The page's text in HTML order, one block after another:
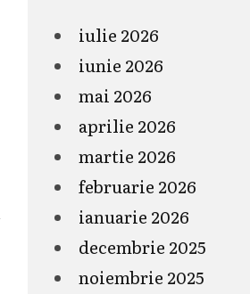
iulie 2026
iunie 2026
mai 2026
aprilie 2026
martie 2026
februarie 2026
ianuarie 2026
decembrie 2025
noiembrie 2025